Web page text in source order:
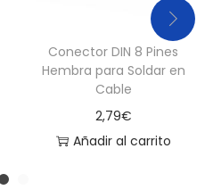
Conector DIN 8 Pines
Hembra para Soldar en
Cable
2,79€
Añadir al carrito